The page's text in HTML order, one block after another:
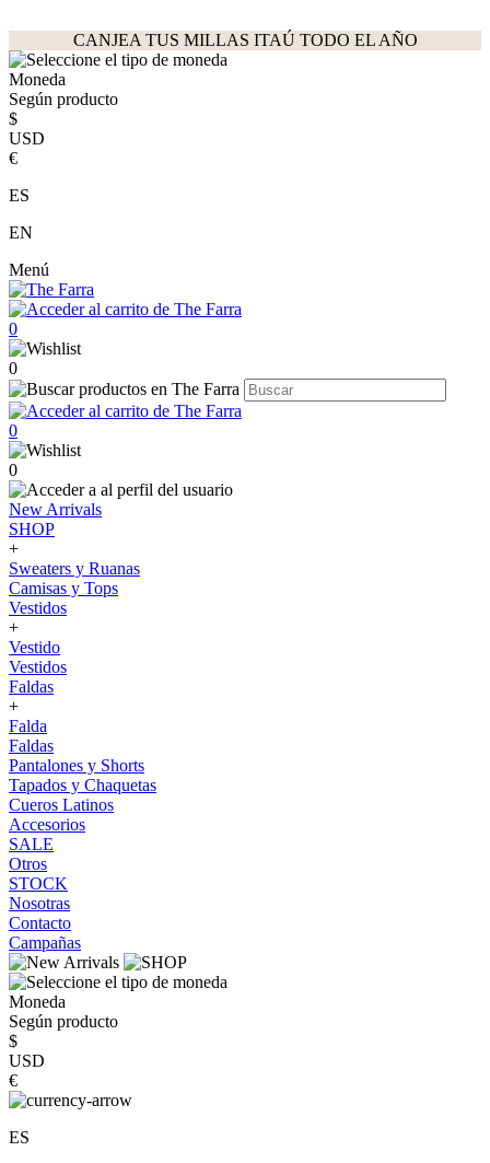
CANJEA TUS MILLAS ITAÚ TODO EL AÑO
Moneda
Según producto
$
USD
€
ES
EN
Menú
0
0
0
0
New Arrivals
SHOP
+
Sweaters y Ruanas
Camisas y Tops
Vestidos
+
Vestido
Vestidos
Faldas
+
Falda
Faldas
Pantalones y Shorts
Tapados y Chaquetas
Cueros Latinos
Accesorios
SALE
Otros
STOCK
Nosotras
Contacto
Campañas
Moneda
Según producto
$
USD
€
ES